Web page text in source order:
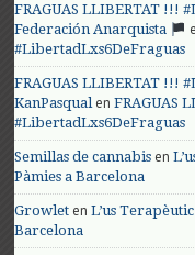
FRAGUAS LLIBERTAT !!!
Federación Anarquista
#LibertadLxs6DeFraguas
FRAGUAS LLIBERTAT !!!
KanPasqualenFRAGUAS
#LibertadLxs6DeFraguas
Semillas de cannabis en
Pàmies a Barcelona
Growlet enL’us
Barcelona